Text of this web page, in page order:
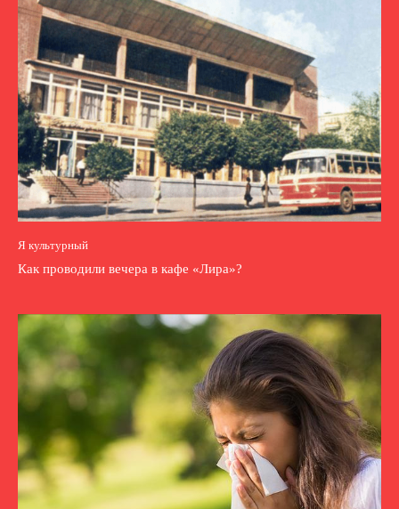
Я культурный
Как проводили вечера в кафе «Лира»?